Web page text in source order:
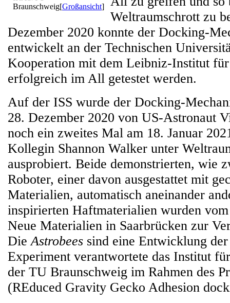
Braunschweig[Großansicht]
Weltraumschrott zu
Dezember 2020 konnte der Docking-
entwickelt an der Technischen
Kooperation mit dem Leibniz-Institut
erfolgreich im All getestet werden.
Auf der ISS wurde der Docking-
28. Dezember 2020 von US-Astronaut
noch ein zweites Mal am 18. Januar
Kollegin Shannon Walker unter
ausprobiert. Beide demonstrierten, wie
Roboter, einer davon ausgestattet mit
Materialien, automatisch aneinander
inspirierten Haftmaterialien wurden
Neue Materialien in Saarbrücken zur
DieAstrobees sind eine Entwicklung
Experiment verantwortete das Institut
der TU Braunschweig im Rahmen des
(REduced Gravity Gecko Adhesion